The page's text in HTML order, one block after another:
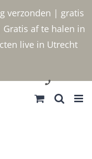
verzonden | gratis
af te halen in
live in Utrecht
030 2400000